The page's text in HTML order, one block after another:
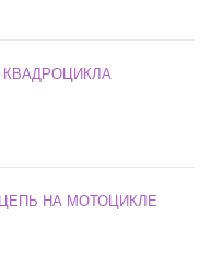
КВАДРОЦИКЛА
НА МОТОЦИКЛЕ